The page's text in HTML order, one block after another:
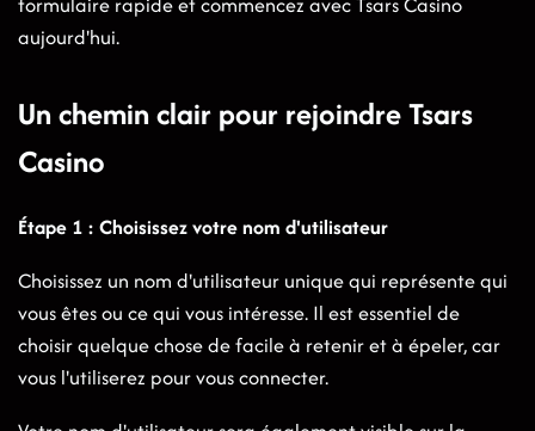
aujourd'hui.
Un chemin clair pour rejoindre Tsars
Casino
Étape 1 : Choisissez votre nom d'utilisateur
Choisissez un nom d'utilisateur unique qui représente qui
vous êtes ou ce qui vous intéresse. Il est essentiel de
choisir quelque chose de facile à retenir et à épeler, car
vous l'utiliserez pour vous connecter.